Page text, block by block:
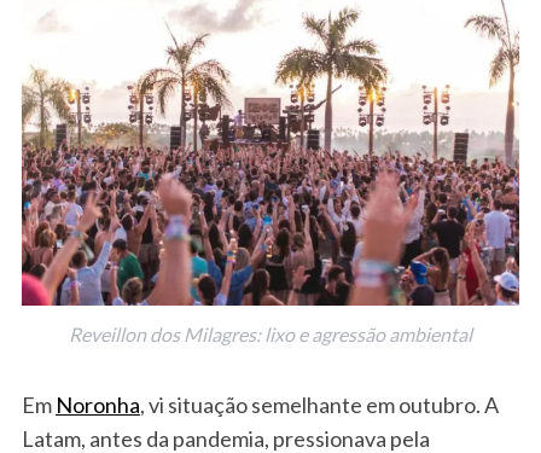
Reveillon dos Milagres: lixo e agressão ambiental
Em Noronha, vi situação semelhante em outubro. A
Latam, antes da pandemia, pressionava pela